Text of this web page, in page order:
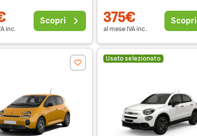
inc.
Scopri 375€
al mese IVAinc.
Scopri
Usato selezionato